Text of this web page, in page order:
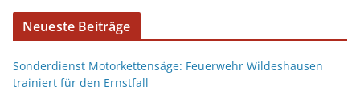
Neueste Beiträge
Sonderdienst Motorkettensäge: Feuerwehr Wildeshausen
trainiert für den Ernstfall